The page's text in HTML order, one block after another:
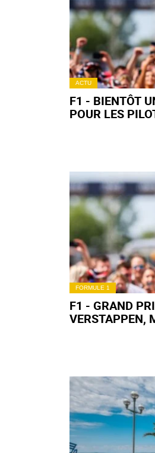
ACTU
F1 - BIENTÔT
POUR LES
FORMULE 1
F1 - GRAND
VERSTAPPEN,